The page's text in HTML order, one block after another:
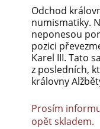
Odchod
numismatiky.
neponesou
pozici
Karel III. Tato
z posledních,
královny
Prosím
opět skladem.